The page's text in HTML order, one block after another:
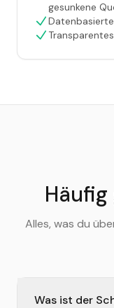
gesunkene
Alles, was du
Was ist der